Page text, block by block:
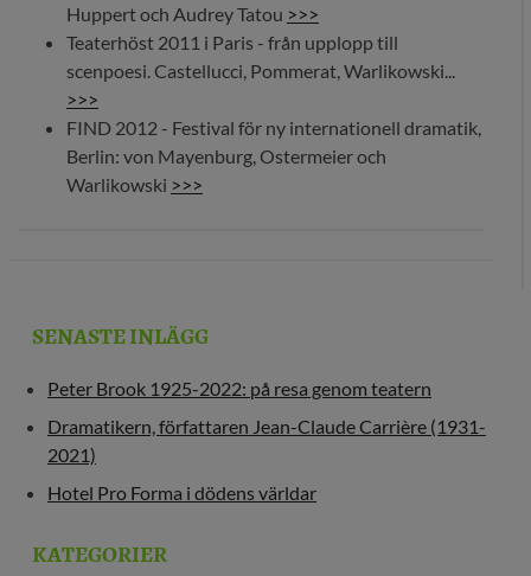
Huppert och Audrey Tatou >>>
Teaterhöst 2011 i Paris - från upplopp till
scenpoesi. Castellucci, Pommerat, Warlikowski...
>>>
FIND 2012 - Festival för ny internationell dramatik,
Berlin: von Mayenburg, Ostermeier och
Warlikowski >>>
SENASTE INLÄGG
Peter Brook 1925-2022: på resa genom teatern
Dramatikern, författaren Jean-Claude Carrière (1931-
2021)
Hotel Pro Forma i dödens världar
KATEGORIER